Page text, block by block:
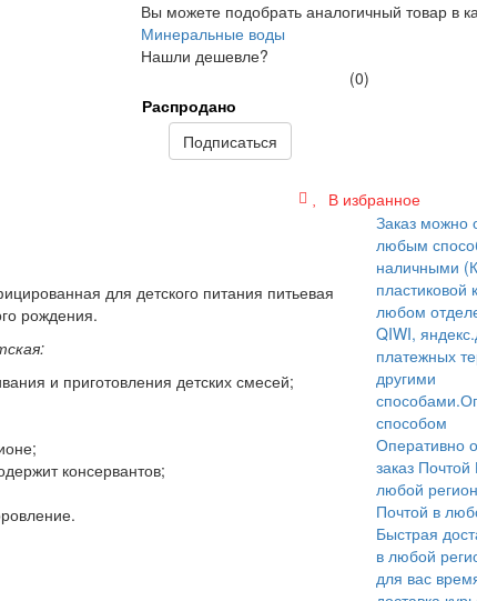
Вы можете подобрать аналогичный товар в
Минеральные воды
Нашли дешевле?
(0)
Распродано
Подписаться
В избранное
для детского питания питьевая
рождения.
и приготовления детских смесей;
консервантов;
Заказ можно
любым
наличными
пластиковой
любом
QIWI,
платежных
другими
способами.
способом
Оперативно
заказ Почтой
любой регион
Почтой в
Быстрая
в любой
для вас